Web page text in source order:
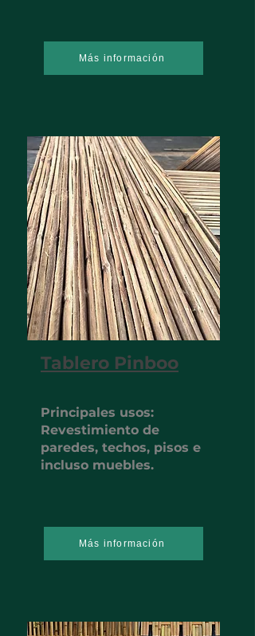
Más información
Tablero Pinboo
Principales usos:
Revestimiento de
paredes, techos, pisos e
incluso muebles.
Más información